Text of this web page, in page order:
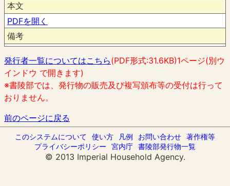
本文
PDFを開く
備考
発行者一覧についてはこちら(PDF形式:31.6KB)1ページ(別ウ
インドウ で開きます)
※書陵部では、発行物の販売及び複写頒布等の受付は行って
おりません。
前のページに戻る
このシステムについて 使い方 凡例 お問い合わせ 著作権等
プライバシーポリシー
宮内庁 書陵部発行物一覧
© 2013 Imperial Household Agency.